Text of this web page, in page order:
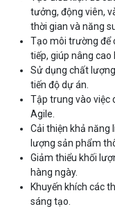
tưởng, động viên,
thời gian và năng
Tạo môi trường để
tiếp, giúp nâng cao
Sử dụng chất
tiến độ dự án.
Tập trung vào việc
Agile.
Cải thiện khả năng
lượng sản phẩm
Giảm thiểu khối
hàng ngày.
Khuyến khích các
sáng tạo.